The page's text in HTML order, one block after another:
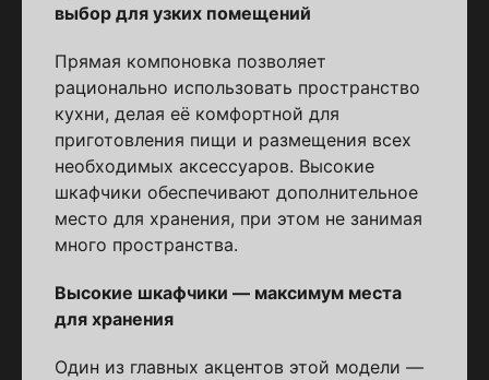
выбор для узких помещений
Прямая компоновка позволяет
рационально использовать пространство
кухни, делая её комфортной для
приготовления пищи и размещения всех
необходимых аксессуаров. Высокие
шкафчики обеспечивают дополнительное
место для хранения, при этом не занимая
много пространства.
Высокие шкафчики — максимум места
для хранения
Один из главных акцентов этой модели —